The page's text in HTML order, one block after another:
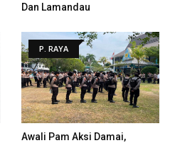
Dan Lamandau
P. RAYA
Awali Pam Aksi Damai,